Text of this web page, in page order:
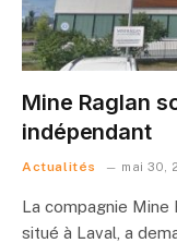
Mine Raglan
indépendant
Actualités mai 30,
La compagnie
situé à Laval, a